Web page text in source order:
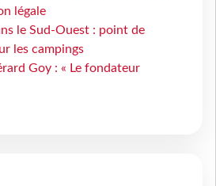
légale
le Sud-Ouest : point de
les campings
Goy : « Le fondateur